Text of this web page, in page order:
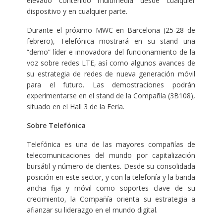
dispositivo y en cualquier parte.
Durante el próximo MWC en Barcelona (25-28 de
febrero), Telefónica mostrará en su stand una
“demo” líder e innovadora del funcionamiento de la
voz sobre redes LTE, así como algunos avances de
su estrategia de redes de nueva generación móvil
para el futuro. Las demostraciones podrán
experimentarse en el stand de la Compañía (3B108),
situado en el Hall 3 de la Feria.
Sobre Telefónica
Telefónica es una de las mayores compañías de
telecomunicaciones del mundo por capitalización
bursátil y número de clientes. Desde su consolidada
posición en este sector, y con la telefonía y la banda
ancha fija y móvil como soportes clave de su
crecimiento, la Compañía orienta su estrategia a
afianzar su liderazgo en el mundo digital.